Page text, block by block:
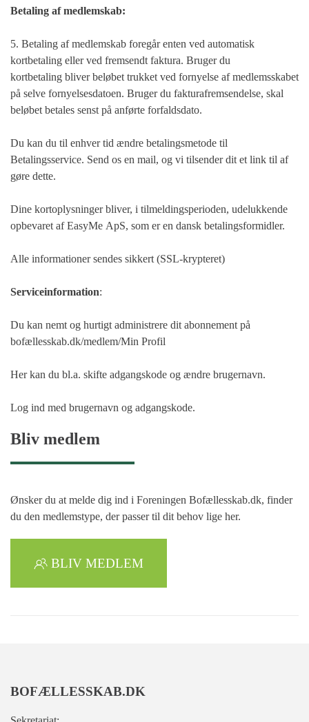
Betaling af medlemskab:
5. Betaling af medlemskab foregår enten ved automatisk
kortbetaling eller ved fremsendt faktura. Bruger du
kortbetaling bliver beløbet trukket ved fornyelse af medlemsskabet
på selve fornyelsesdatoen. Bruger du fakturafremsendelse, skal
beløbet betales senst på anførte forfaldsdato.
Du kan du til enhver tid ændre betalingsmetode til
Betalingsservice. Send os en mail, og vi tilsender dit et link til af
gøre dette.
Dine kortoplysninger bliver, i tilmeldingsperioden, udelukkende
opbevaret af EasyMe ApS, som er en dansk betalingsformidler.
Alle informationer sendes sikkert (SSL-krypteret)
Serviceinformation:
Du kan nemt og hurtigt administrere dit abonnement på
bofællesskab.dk/medlem/Min Profil
Her kan du bl.a. skifte adgangskode og ændre brugernavn.
Log ind med brugernavn og adgangskode.
Bliv medlem
Ønsker du at melde dig ind i Foreningen Bofællesskab.dk, finder
du den medlemstype, der passer til dit behov lige her.
BLIV MEDLEM
BOFÆLLESSKAB.DK